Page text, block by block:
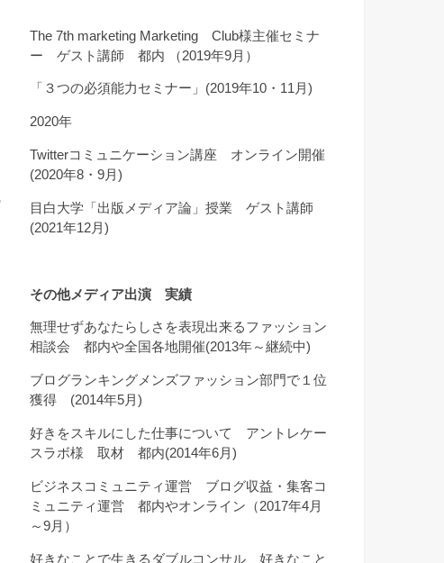
The 7th marketing Marketing Club様主催セミナ
ー ゲスト講師 都内 （2019年9月）
「３つの必須能力セミナー」(2019年10・11月)
2020年
Twitterコミュニケーション講座 オンライン開催
(2020年8・9月)
目白大学「出版メディア論」授業 ゲスト講師
(2021年12月)
その他メディア出演 実績
無理せずあなたらしさを表現出来るファッション
相談会 都内や全国各地開催(2013年～継続中)
ブログランキングメンズファッション部門で１位
獲得 (2014年5月)
好きをスキルにした仕事について アントレケー
スラボ様 取材 都内(2014年6月)
ビジネスコミュニティ運営 ブログ収益・集客コ
ミュニティ運営 都内やオンライン（2017年4月
～9月）
好きなことで生きるダブルコンサル 好きなこと